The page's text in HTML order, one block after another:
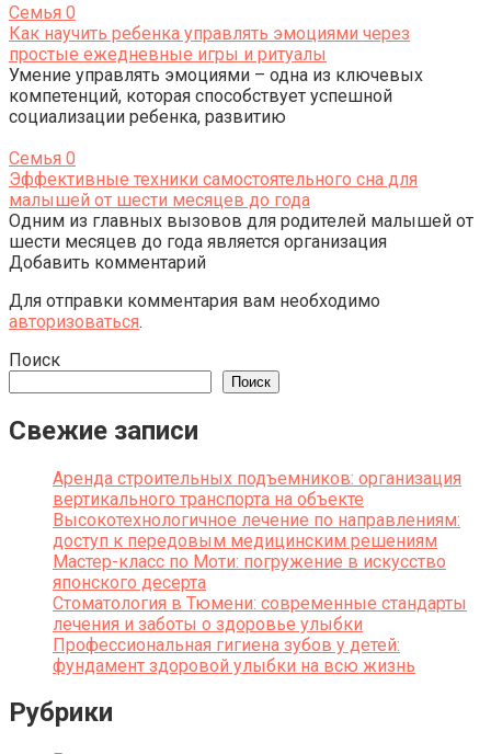
Семья 0
Как научить ребенка управлять эмоциями через
простые ежедневные игры и ритуалы
Умение управлять эмоциями – одна из ключевых
компетенций, которая способствует успешной
социализации ребенка, развитию
Семья 0
Эффективные техники самостоятельного сна для
малышей от шести месяцев до года
Одним из главных вызовов для родителей малышей от
шести месяцев до года является организация
Добавить комментарий
Для отправки комментария вам необходимо
авторизоваться.
Поиск
Поиск
Свежие записи
Аренда строительных подъемников: организация
вертикального транспорта на объекте
Высокотехнологичное лечение по направлениям:
доступ к передовым медицинским решениям
Мастер-класс по Моти: погружение в искусство
японского десерта
Стоматология в Тюмени: современные стандарты
лечения и заботы о здоровье улыбки
Профессиональная гигиена зубов у детей:
фундамент здоровой улыбки на всю жизнь
Рубрики